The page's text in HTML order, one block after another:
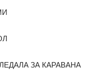
ЗА КАРАВАНА